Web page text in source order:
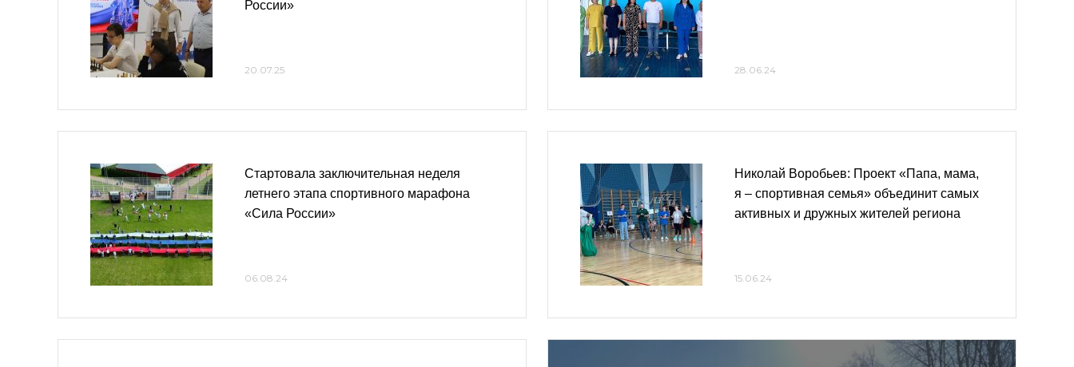
России»
20.07.25
Стартовала заключительная неделя
летнего этапа спортивного марафона
«Сила России»
06.08.24
28.06.24
Николай Воробьев: Проект «Папа, мама,
я – спортивная семья» объединит самых
активных и дружных жителей региона
15.06.24